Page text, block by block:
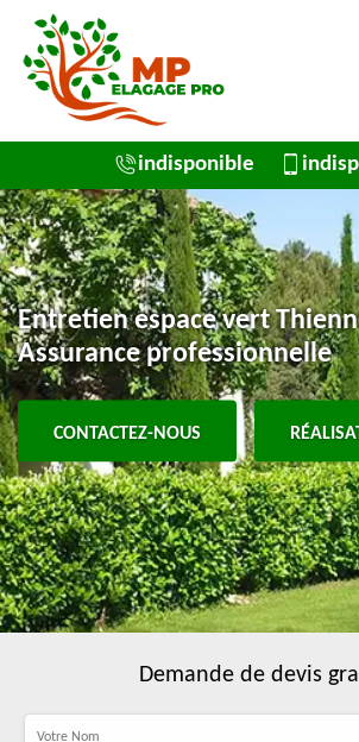
indisponible
Entretien espace vert
Assurance professionnelle
CONTACTEZ-NOUS
Demande de devis